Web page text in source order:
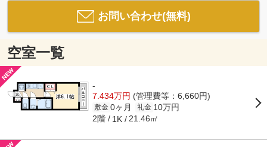
お問い合わせ(無料)
空室一覧
-
7.434万円 (管理費等：6,660円)
敷金 0ヶ月 礼金 10万円
2階 1K 21.46㎡